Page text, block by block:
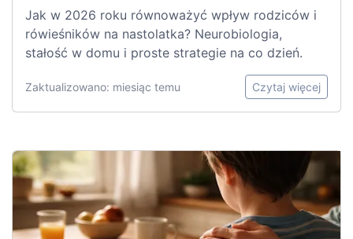
Jak w 2026 roku równoważyć wpływ rodziców i
rówieśników na nastolatka? Neurobiologia,
stałość w domu i proste strategie na co dzień.
Zaktualizowano: miesiąc temu Czytaj więcej